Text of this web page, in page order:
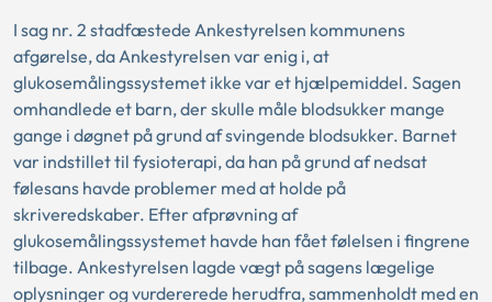
I sag nr. 2 stadfæstede Ankestyrelsen kommunens
afgørelse, da Ankestyrelsen var enig i, at
glukosemålingssystemet ikke var et hjælpemiddel. Sagen
omhandlede et barn, der skulle måle blodsukker mange
gange i døgnet på grund af svingende blodsukker. Barnet
var indstillet til fysioterapi, da han på grund af nedsat
følesans havde problemer med at holde på
skriveredskaber. Efter afprøvning af
glukosemålingssystemet havde han fået følelsen i fingrene
tilbage. Ankestyrelsen lagde vægt på sagens lægelige
oplysninger og vurdererede herudfra, sammenholdt med en